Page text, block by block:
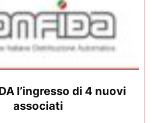
l’ingresso di 4 nuovi
associati